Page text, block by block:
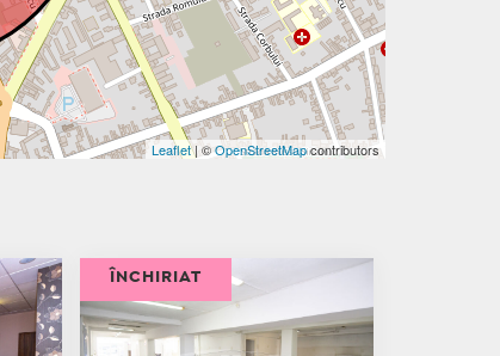
Leaflet| ©OpenStreetMapcontributors
ÎNCHIRIAT